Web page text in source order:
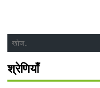
श्रेणियाँ